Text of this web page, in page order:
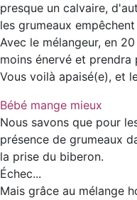
presque un calvaire,
les grumeaux
Avec le mélangeur, en
moins énervé et
Vous voilà apaisé(e), et
Bébé mange mieux
Nous savons que pour
présence de grumeaux
la prise du biberon.
Échec...
Mais grâce au mélange